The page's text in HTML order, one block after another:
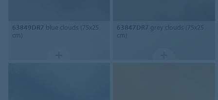
63849DR7 blue clouds (75x25
cm)
63847DR7 grey clouds (75x25
cm)